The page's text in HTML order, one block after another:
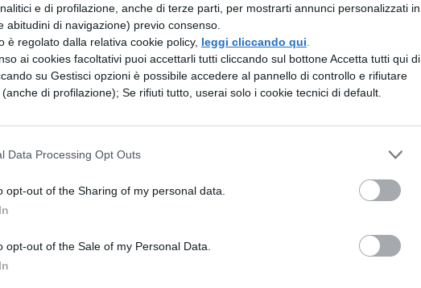
e di profilazione, anche di terze parti, per mostrarti annunci personalizzati in
abitudini di navigazione) previo consenso.
è regolato dalla relativa cookie policy, leggi cliccando qui
ai cookies facoltativi puoi accettarli tutti cliccando sul bottone Accetta tutti qui di
su Gestisci opzioni è possibile accedere al pannello di controllo e rifiutare
di profilazione); Se rifiuti tutto, userai solo i cookie tecnici di default.
Data Processing Opt Outs
opt-out of the Sharing of my personal data.
opt-out of the Sale of my Personal Data.
riconosceva più leggi, diritto civile, confini di
dei fondi altrui grazie al ricorso a cavilli giuridici
ma servendosi degli accampamenti,
che non solo gli Etruschi (perché quelli li
ma anche il qui presente Publio Vario,
giudice in questa causa, ha tentato di
di guerra; che con architetti e pertiche di dieci
di molti; che aveva fissato quali termini delle
e le Alpi; che non avendo ottenuto da Marco
e valoroso, la vendita dell'isola nel lago Prilio,
le zattere su quell'isola materiali, calce,